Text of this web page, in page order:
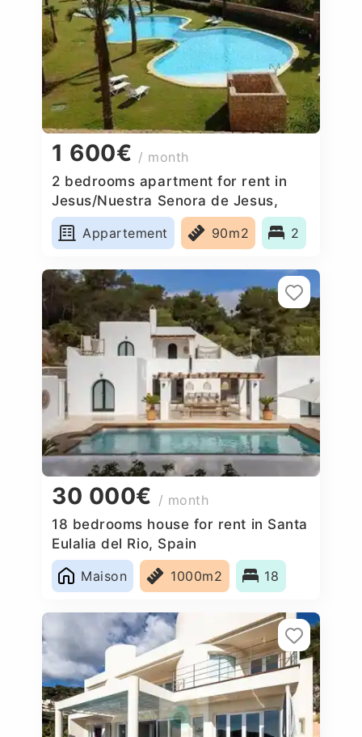
1 600€ / month
2 bedrooms apartment for rent in
Jesus/Nuestra Senora de Jesus,
Spain
Appartement
90m2 2
30 000€ / month
18 bedrooms house for rent in Santa
Eulalia del Rio, Spain
Maison
1000m2 18